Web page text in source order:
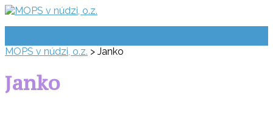
Prejsť
MOPS v núdzi, o.z. > Janko
Janko